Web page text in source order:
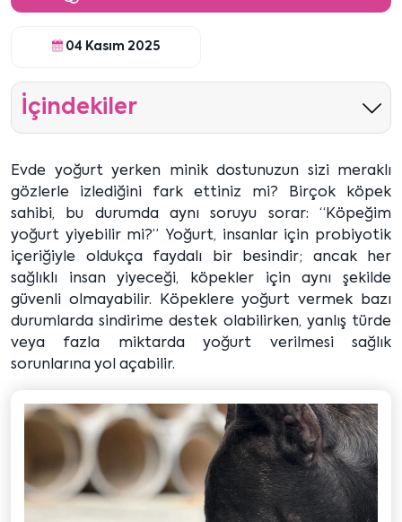
04 Kasım 2025
İçindekiler
Evde yoğurt yerken minik dostunuzun sizi meraklı
gözlerle izlediğini fark ettiniz mi? Birçok köpek
sahibi, bu durumda aynı soruyu sorar: “Köpeğim
yoğurt yiyebilir mi?” Yoğurt, insanlar için probiyotik
içeriğiyle oldukça faydalı bir besindir; ancak her
sağlıklı insan yiyeceği, köpekler için aynı şekilde
güvenli olmayabilir. Köpeklere yoğurt vermek bazı
durumlarda sindirime destek olabilirken, yanlış türde
veya fazla miktarda yoğurt verilmesi sağlık
sorunlarına yol açabilir.